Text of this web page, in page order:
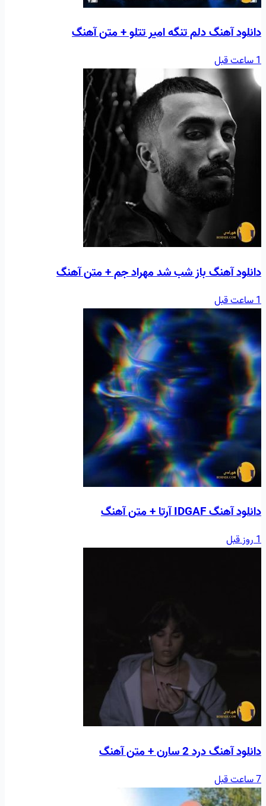
دانلود آهنگ دلم تنگه امیر تتلو + متن آهنگ
1 ساعت قبل
دانلود آهنگ باز شب شد مهراد جم + متن آهنگ
1 ساعت قبل
دانلود آهنگ IDGAF آرتا + متن آهنگ
1 روز قبل
دانلود آهنگ درد 2 سارن + متن آهنگ
7 ساعت قبل